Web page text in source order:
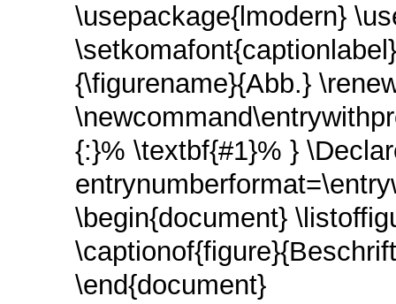
\usepackage{lmodern}
{\figurename}{Abb.}
{:}% \textbf{#1}% }
\begin{document}
\end{document}